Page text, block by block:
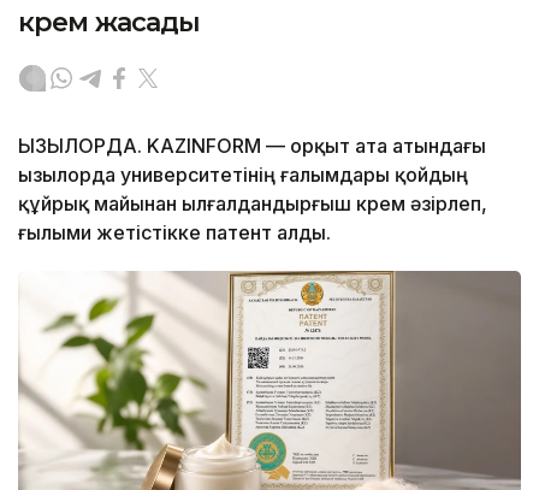
крем жасады
ҚЫЗЫЛОРДА. KAZINFORM — Қорқыт ата атындағы
Қызылорда университетінің ғалымдары қойдың
құйрық майынан ылғалдандырғыш крем әзірлеп,
ғылыми жетістікке патент алды.